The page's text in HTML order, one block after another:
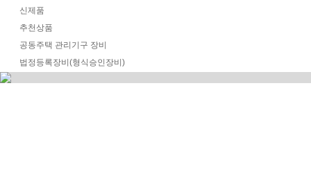
신제품
추천상품
공동주택 관리기구 장비
법정등록장비(형식승인장비)